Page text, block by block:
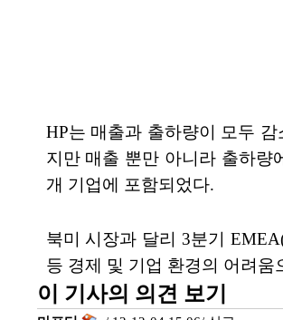
HP는 매출과 출하량이 모두
지만 매출 뿐만 아니라 출하량
개 기업에 포함되었다.
북미 시장과 달리 3분기
등 경제 및 기업 환경의 어려
이 기사의 의견 보기